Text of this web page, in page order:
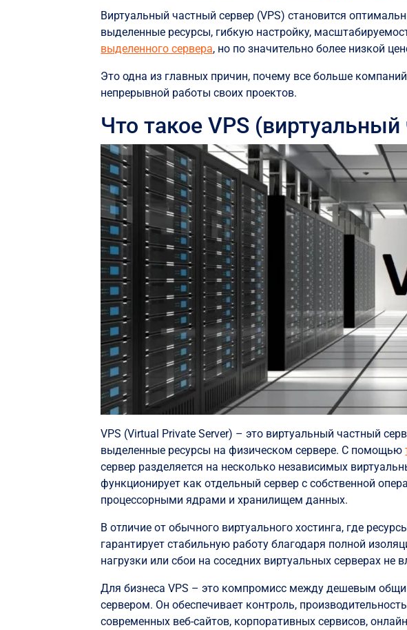
Виртуальный частный сервер (VPS) становится
выделенные ресурсы, гибкую настройку,
выделенного сервера, но по значительно более низкой
Это одна из главных причин, почему все больше
непрерывной работы своих проектов.
Что такое VPS
VPS (Virtual Private Server) – это виртуальный частный
выделенные ресурсы на физическом сервере. С помощью
сервер разделяется на несколько независимых
функционирует как отдельный сервер с собственной
процессорными ядрами и хранилищем данных.
В отличие от обычного виртуального хостинга, где
гарантирует стабильную работу благодаря полной
нагрузки или сбои на соседних виртуальных серверах
Для бизнеса VPS – это компромисс между дешевым
сервером. Он обеспечивает контроль,
современных веб-сайтов, корпоративных сервисов,